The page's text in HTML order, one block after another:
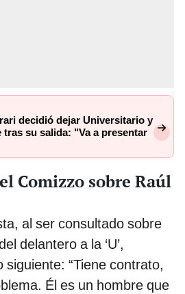
decidió dejar Universitario y
su salida: "Va a presentar
Comizzo sobre Raúl
al ser consultado sobre
delantero a la ‘U’,
siguiente: “Tiene contrato,
Él es un hombre que